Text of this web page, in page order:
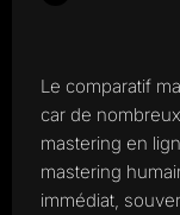
Le comparatif
car de
mastering en
mastering
immédiat,